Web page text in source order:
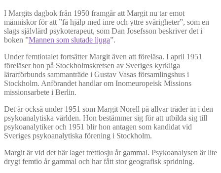
I Margits dagbok från 1950 framgår att Margit nu tar emot
människor för att ”få hjälp med inre och yttre svårigheter”, som en
slags självlärd psykoterapeut, som Dan Josefsson beskriver det i
boken ”Mannen som slutade ljuga”.
Under femtiotalet fortsätter Margit även att föreläsa. I april 1951
föreläser hon på Stockholmskretsen av Sveriges kyrkliga
lärarförbunds sammanträde i Gustav Vasas församlingshus i
Stockholm. Anförandet handlar om Inomeuropeisk Missions
missionsarbete i Berlin.
Det är också under 1951 som Margit Norell på allvar träder in i den
psykoanalytiska världen. Hon bestämmer sig för att utbilda sig till
psykoanalytiker och 1951 blir hon antagen som kandidat vid
Sveriges psykoanalytiska förening i Stockholm.
Margit är vid det här laget trettiosju år gammal. Psykoanalysen är lite
drygt femtio år gammal och har fått stor geografisk spridning.